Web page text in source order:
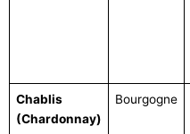
Chablis
(Chardonnay)
Bourgogne